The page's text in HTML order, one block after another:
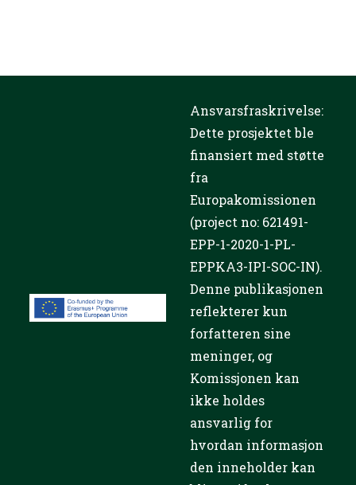
Ansvarsfraskrivelse:
Dette prosjektet ble
finansiert med støtte
fra
Europakomissionen
(project no: 621491-
EPP-1-2020-1-PL-
EPPKA3-IPI-SOC-IN).
Denne publikasjonen
reflekterer kun
forfatteren sine
meninger, og
Komissjonen kan
ikke holdes
ansvarlig for
hvordan informasjon
den inneholder kan